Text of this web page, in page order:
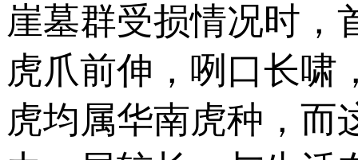
崖墓群受损情况时，
虎爪前伸，咧口长啸
虎均属华南虎种，而